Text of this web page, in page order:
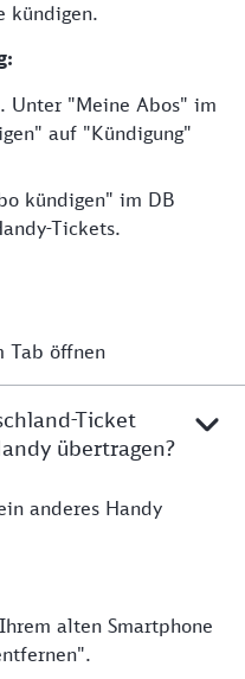
kündigen.
Unter "Meine Abos" im
auf "Kündigung"
kündigen" im DB
Tickets.
Tab öffnen
Ticket
übertragen?
anderes Handy
alten Smartphone